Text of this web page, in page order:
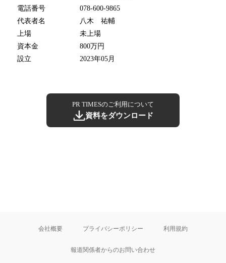
電話番号
078-600-9865
代表者名
八木 祐輔
上場
未上場
資本金
800万円
設立
2023年05月
PR TIMESのご利用について
資料をダウンロード
会社概要 プライバシーポリシー 利用規約
報道関係者からのお問い合わせ